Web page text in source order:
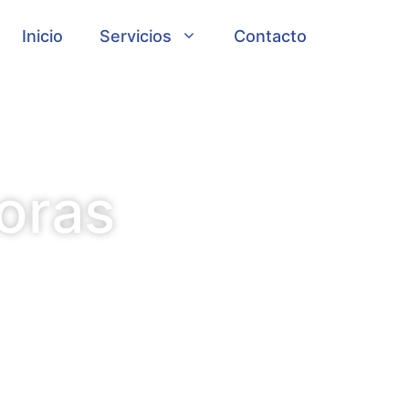
Inicio Servicios Contacto